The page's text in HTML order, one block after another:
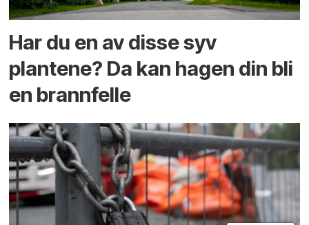
Har du en av disse syv
plantene? Da kan hagen din bli
en brannfelle